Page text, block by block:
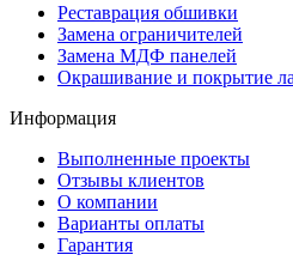
Реставрация обшивки
Замена ограничителей
Замена МДФ панелей
Окрашивание и покрытие
Информация
Выполненные проекты
Отзывы клиентов
О компании
Варианты оплаты
Гарантия